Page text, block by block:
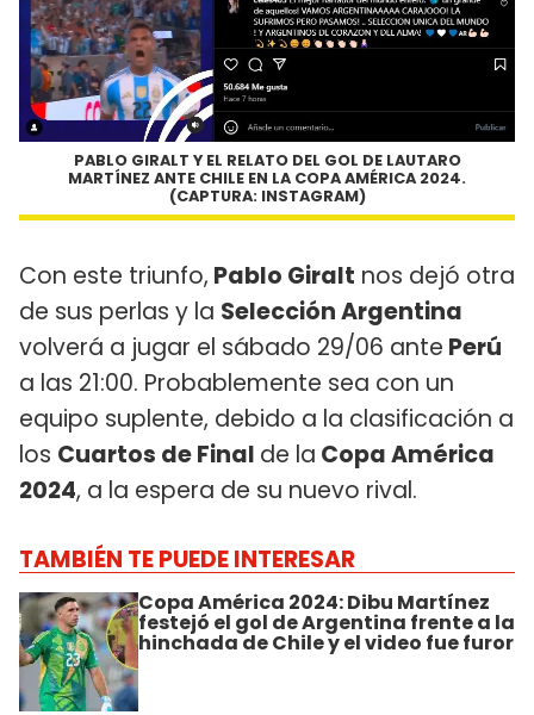
PABLO GIRALT Y EL RELATO DEL GOL DE LAUTARO
MARTÍNEZ ANTE CHILE EN LA COPA AMÉRICA 2024.
(CAPTURA: INSTAGRAM)
Con este triunfo, Pablo Giralt nos dejó otra
de sus perlas y la Selección Argentina
volverá a jugar el sábado 29/06 ante Perú
a las 21:00. Probablemente sea con un
equipo suplente, debido a la clasificación a
los Cuartos de Final de la Copa América
2024, a la espera de su nuevo rival.
TAMBIÉN TE PUEDE INTERESAR
Copa América 2024: Dibu Martínez
festejó el gol de Argentina frente a la
hinchada de Chile y el video fue furor